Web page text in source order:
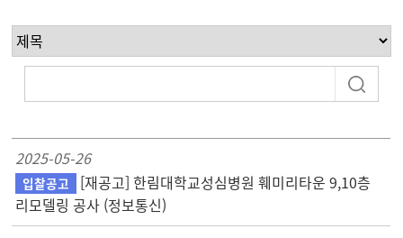
2025-05-26
입찰공고
[재공고] 한림대학교성심병원 훼미리타운 9,10층
리모델링 공사 (정보통신)